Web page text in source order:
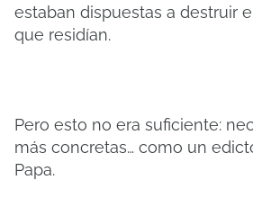
estaban dispuestas a destruir
que residían.
Pero esto no era suficiente:
más concretas… como un
Papa.